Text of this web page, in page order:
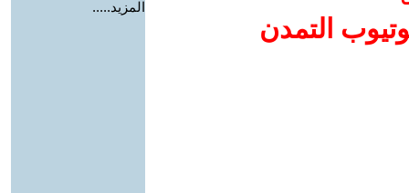
التمدن
المزيد.....